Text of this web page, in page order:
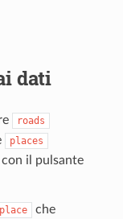
dati
roads
places
con il pulsante
place
che